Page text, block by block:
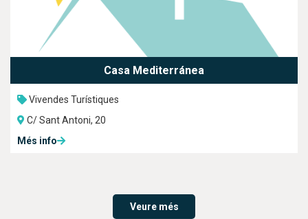
Casa Mediterránea
Vivendes Turístiques
C/ Sant Antoni, 20
Més info
Veure més